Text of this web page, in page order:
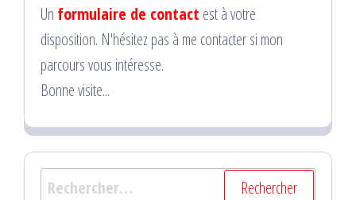
Un formulaire de contact est à votre
disposition. N'hésitez pas à me contacter si mon
parcours vous intéresse.
Bonne visite...
Rechercher :